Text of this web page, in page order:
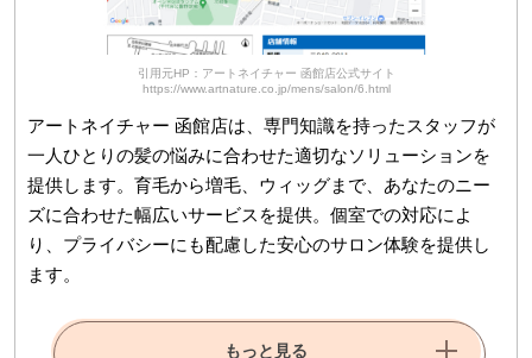
引用元HP：アートネイチャー 函館店公式サイト
https://www.artnature.co.jp/mens/salon/6.html
アートネイチャー 函館店は、専門知識を持ったスタッフが
一人ひとりの髪の悩みに合わせた適切なソリューションを
提供します。育毛から増毛、ウィッグまで、あなたのニー
ズに合わせた幅広いサービスを提供。個室での対応によ
り、プライバシーにも配慮した安心のサロン体験を提供し
ます。
もっと見る